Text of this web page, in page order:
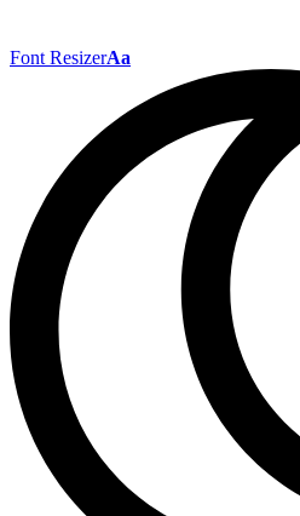
Font ResizerAa